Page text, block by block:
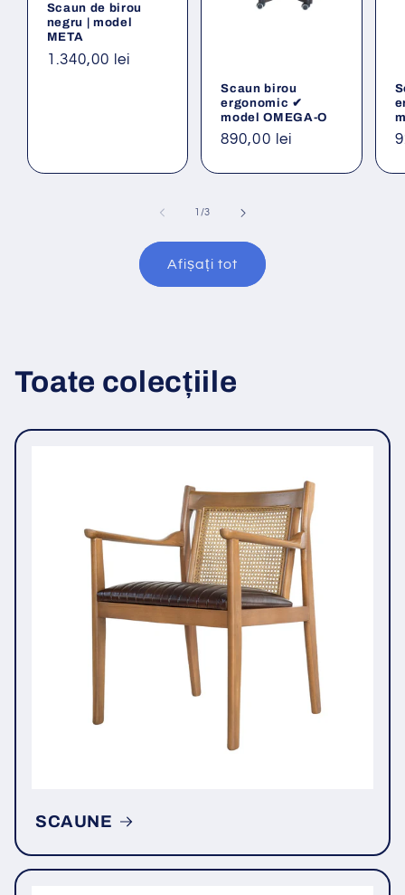
Scaun de birou
negru | model
META
Preț
1.340,00 lei
Scaun birou
ergonomic ✔
model OMEGA-O
Preț
890,00 lei
/din
3
Afișați tot
Toate colecțiile
SCAUNE